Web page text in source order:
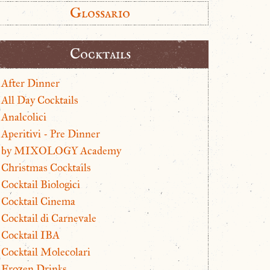
Glossario
Cocktails
After Dinner
All Day Cocktails
Analcolici
Aperitivi - Pre Dinner
by MIXOLOGY Academy
Christmas Cocktails
Cocktail Biologici
Cocktail Cinema
Cocktail di Carnevale
Cocktail IBA
Cocktail Molecolari